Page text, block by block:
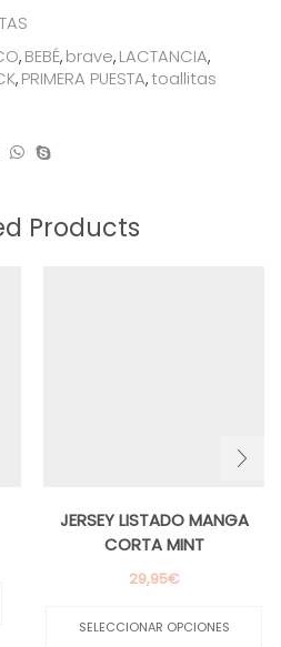
,BEBÉ,brave,LACTANCIA,
,PRIMERA PUESTA,toallitas
Products
JERSEY LISTADO MANGA
CORTA MINT
29,95€
SELECCIONAR OPCIONES